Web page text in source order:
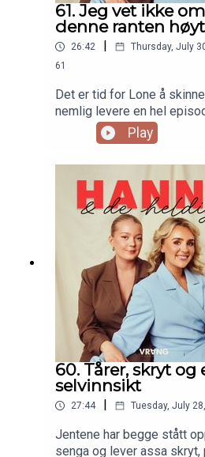
61. Jeg vet ikke
denne ranten
26:42 Thursday, July
61
Det er tid for Lone å
nemlig levere en hel
slipper menn så billig
seg «ekspert» i sosiale
en «kan vi slutte med» til
usikker på om hun kan si
Play
60. Tårer, skryt
selvinnsikt
27:44 Tuesday, July
Jentene har begge stått
senga og lever assa